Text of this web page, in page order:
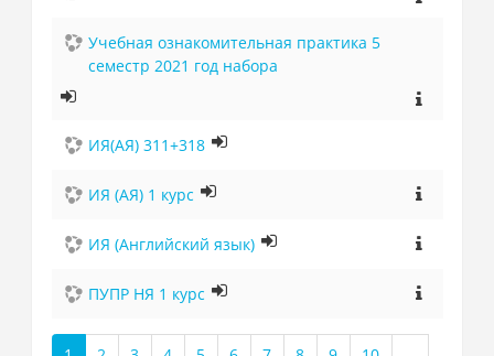
Учебная ознакомительная практика 5
семестр 2021 год набора
ИЯ(АЯ) 311+318
ИЯ (АЯ) 1 курс
ИЯ (Английский язык)
ПУПР НЯ 1 курс